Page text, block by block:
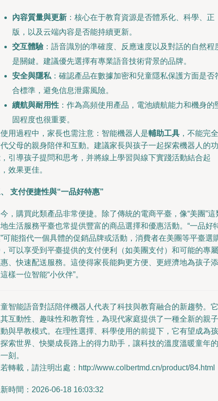
內容質量與更新 ：核心在于教育資源是否體系化、科學、正
版，以及云端內容是否能持續更新。
交互體驗 ：語音識別的準確度、反應速度以及對話的自然程
是關鍵。建議優先選擇有專業語音技術背景的品牌。
安全與隱私 ：確認產品在數據加密和兒童隱私保護方面是否
合標準，避免信息泄露風險。
續航與耐用性 ：作為高頻使用產品，電池續航能力和機身的
固程度也很重要。
用過程中，家長也需注意：智能機器人是輔助工具 ，不能完全
父母的親身陪伴和互動。建議家長與孩子一起探索機器人的功
引導孩子提問和思考，并將線上學習與線下實踐活動結合起
效果更佳。
支付便捷性與“一品好特惠”
，購買此類產品非常便捷。除了傳統的電商平臺，像“美團”這
生活服務平臺也常提供豐富的商品選擇和優惠活動。“一品好
可能指代一個具體的促銷品牌或活動，消費者在美團等平臺選
可以享受到平臺提供的支付便利（如美團支付）和可能的專屬
、快速配送服務。這使得家長能夠更方便、更經濟地為孩子添
樣一位智能“小伙伴”。
智能語音對話陪伴機器人代表了科技與教育融合的新趨勢。它
互動性、趣味性和教育性，為現代家庭提供了一種全新的親子
與早教模式。在理性選擇、科學使用的前提下，它有望成為孩
索世界、快樂成長路上的得力助手，讓科技的溫度溫暖童年的
刻。
轉載，請注明出處：http://www.colbertmd.cn/product/84.html
時間：2026-06-18 16:03:32